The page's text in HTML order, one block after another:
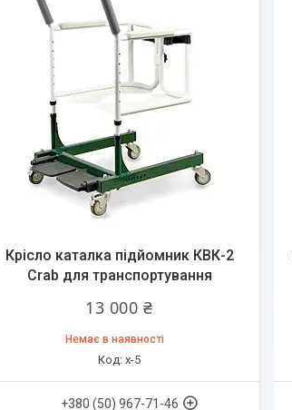
Крісло каталка підйомник КВК-2
Crab для транспортування
13 000 ₴
Немає в наявності
х-5
+380 (50) 967-71-46